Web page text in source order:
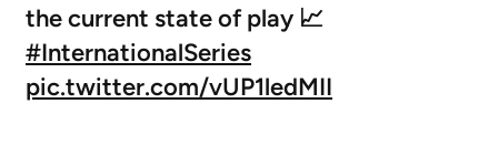
the current state of play 📈
#InternationalSeries
pic.twitter.com/vUP1ledMII